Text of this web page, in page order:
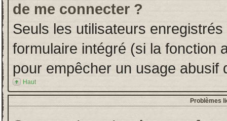
de me connecter ?
Seuls les utilisateurs
formulaire intégré (si la fonction
pour empêcher un usage abusif
Haut
Problèmes